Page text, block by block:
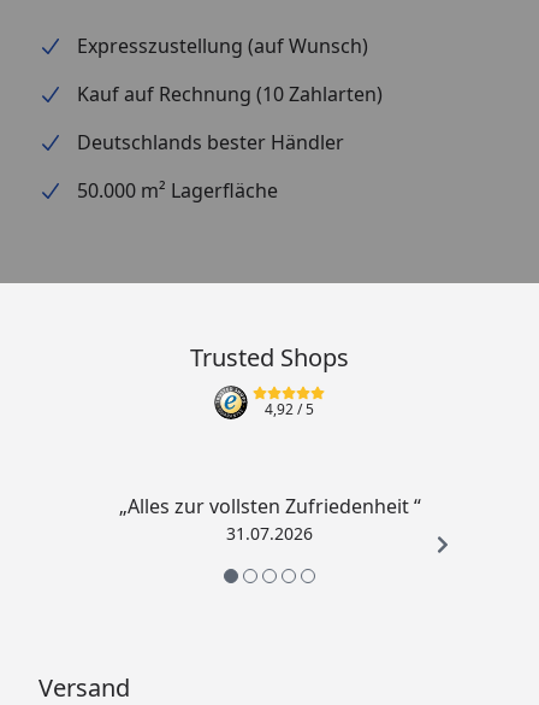
Expresszustellung (auf Wunsch)
Kauf auf Rechnung (10 Zahlarten)
Deutschlands bester Händler
50.000 m² Lagerfläche
Trusted Shops
4,92/ 5
„Alles zur vollsten Zufriedenheit “
31.07.2026
Versand